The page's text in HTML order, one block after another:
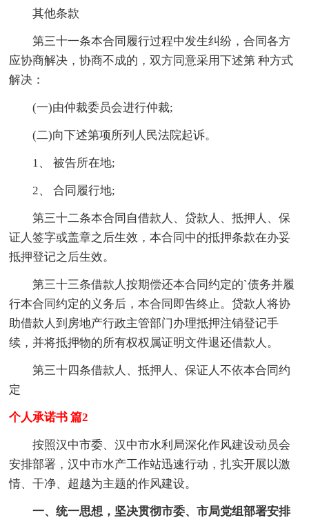
其他条款
第三十一条本合同履行过程中发生纠纷，合同各方
应协商解决，协商不成的，双方同意采用下述第 种方式
解决：
(一)由仲裁委员会进行仲裁;
(二)向下述第项所列人民法院起诉。
1、 被告所在地;
2、 合同履行地;
第三十二条本合同自借款人、贷款人、抵押人、保
证人签字或盖章之后生效，本合同中的抵押条款在办妥
抵押登记之后生效。
第三十三条借款人按期偿还本合同约定的`债务并履
行本合同约定的义务后，本合同即告终止。贷款人将协
助借款人到房地产行政主管部门办理抵押注销登记手
续，并将抵押物的所有权权属证明文件退还借款人。
第三十四条借款人、抵押人、保证人不依本合同约
定
个人承诺书 篇2
按照汉中市委、汉中市水利局深化作风建设动员会
安排部署，汉中市水产工作站迅速行动，扎实开展以激
情、干净、超越为主题的作风建设。
一、统一思想，坚决贯彻市委、市局党组部署安排